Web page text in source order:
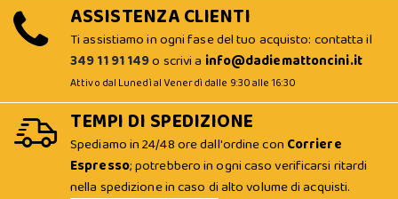
ASSISTENZA CLIENTI
Ti assistiamo in ogni fase del tuo acquisto: contatta il
349 11 91 149o scrivi a info@dadiemattoncini.it
Attivo dal Lunedì al Venerdì dalle 9:30 alle 16:30
TEMPI DI SPEDIZIONE
Spediamo in 24/48 ore dall'ordine con Corriere
Espresso; potrebbero in ogni caso verificarsi ritardi
nella spedizione in caso di alto volume di acquisti.